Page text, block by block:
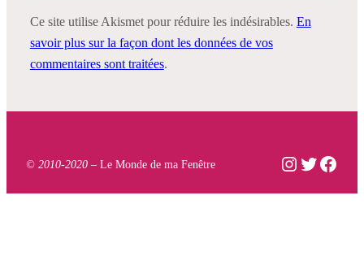
Ce site utilise Akismet pour réduire les indésirables. En
savoir plus sur la façon dont les données de vos
commentaires sont traitées.
© 2010-2020 – Le Monde de ma Fenêtre Instagram
Twitter